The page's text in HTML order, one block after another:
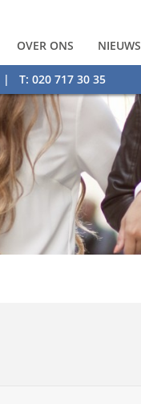
OVER ONS NIEUWS
| T: 020 717 30 35